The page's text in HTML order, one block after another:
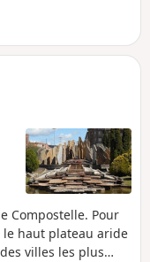
de marche le
del Páramo.
Compostelle. Pour
le haut plateau aride
villes les plus